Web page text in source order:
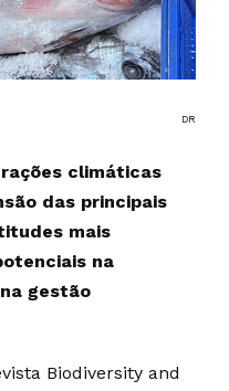
DR
climáticas
das principais
mais
na
gestão
Biodiversity and